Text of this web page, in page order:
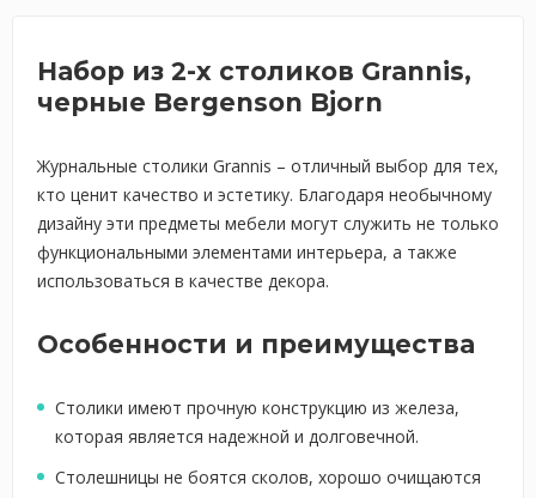
Набор из 2-х столиков Grannis,
черные Bergenson Bjorn
Журнальные столики Grannis – отличный выбор для тех,
кто ценит качество и эстетику. Благодаря необычному
дизайну эти предметы мебели могут служить не только
функциональными элементами интерьера, а также
использоваться в качестве декора.
Особенности и преимущества
Столики имеют прочную конструкцию из железа,
которая является надежной и долговечной.
Столешницы не боятся сколов, хорошо очищаются